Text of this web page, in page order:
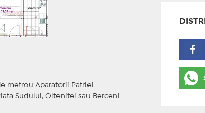
metrou Aparatorii Patriei.
Sudului, Oltenitei sau Berceni.